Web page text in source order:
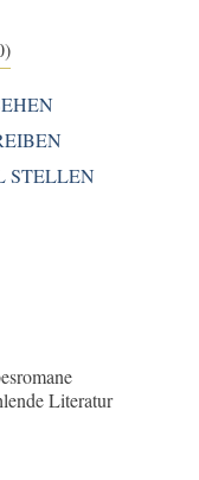
STELLEN
Literatur